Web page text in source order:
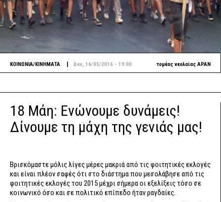
ΚΟΙΝΩΝΙΑ/ΚΙΝΗΜΑΤΑ Δευ, 16/05/2016 - 19:00 τομέας νεολαίας ΑΡΑΝ
18 Μάη: Ενώνουμε δυνάμεις!
Δίνουμε τη μάχη της γενιάς μας!
Βρισκόμαστε μόλις λίγες μέρες μακριά από τις φοιτητικές εκλογές
και είναι πλέον σαφές ότι στο διάστημα που μεσολάβησε από τις
φοιτητικές εκλογές του 2015 μέχρι σήμερα οι εξελίξεις τόσο σε
κοινωνικό όσο και σε πολιτικό επίπεδο ήταν ραγδαίες.